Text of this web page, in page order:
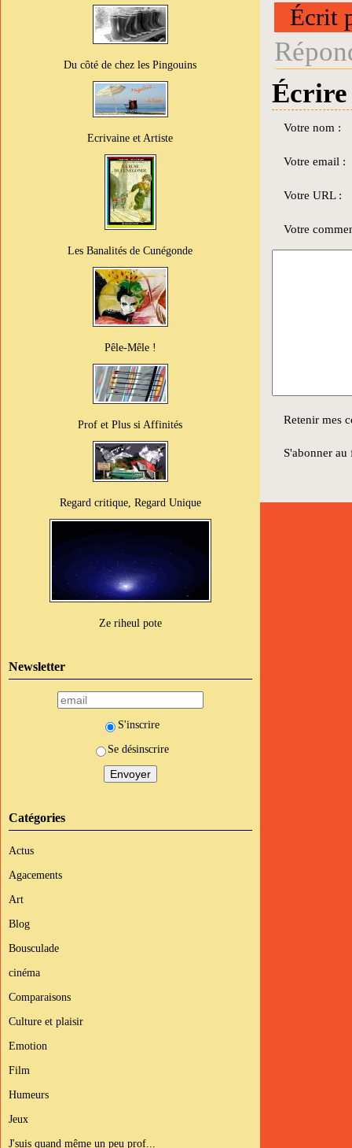
Du côté de chez les Pingouins
Ecrivaine et Artiste
Les Banalités de Cunégonde
Pêle-Mêle !
Prof et Plus si Affinités
Regard critique, Regard Unique
Ze riheul pote
Newsletter
S'inscrire
Se désinscrire
Catégories
Actus
Agacements
Art
Blog
Bousculade
cinéma
Comparaisons
Culture et plaisir
Emotion
Film
Humeurs
Jeux
J'suis quand même un peu prof...
Écrit
Écrire
Votre nom :
Votre email :
Votre URL :
Votre
Retenir mes
S'abonner